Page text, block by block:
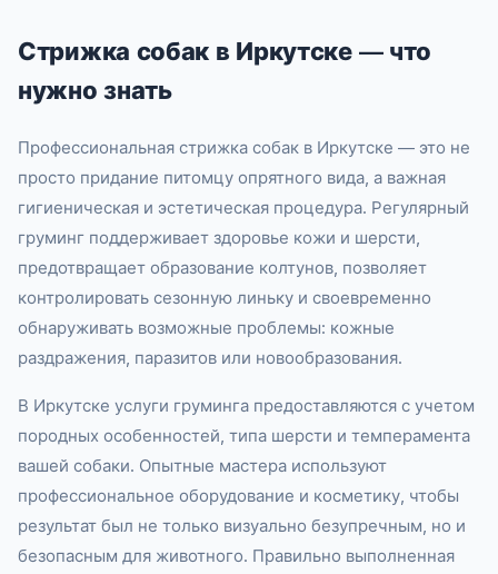
Стрижка собак в Иркутске — что
нужно знать
Профессиональная стрижка собак в Иркутске — это не
просто придание питомцу опрятного вида, а важная
гигиеническая и эстетическая процедура. Регулярный
груминг поддерживает здоровье кожи и шерсти,
предотвращает образование колтунов, позволяет
контролировать сезонную линьку и своевременно
обнаруживать возможные проблемы: кожные
раздражения, паразитов или новообразования.
В Иркутске услуги груминга предоставляются с учетом
породных особенностей, типа шерсти и темперамента
вашей собаки. Опытные мастера используют
профессиональное оборудование и косметику, чтобы
результат был не только визуально безупречным, но и
безопасным для животного. Правильно выполненная